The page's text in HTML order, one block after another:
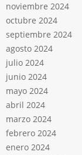
noviembre 2024
octubre 2024
septiembre 2024
agosto 2024
julio 2024
junio 2024
mayo 2024
abril 2024
marzo 2024
febrero 2024
enero 2024